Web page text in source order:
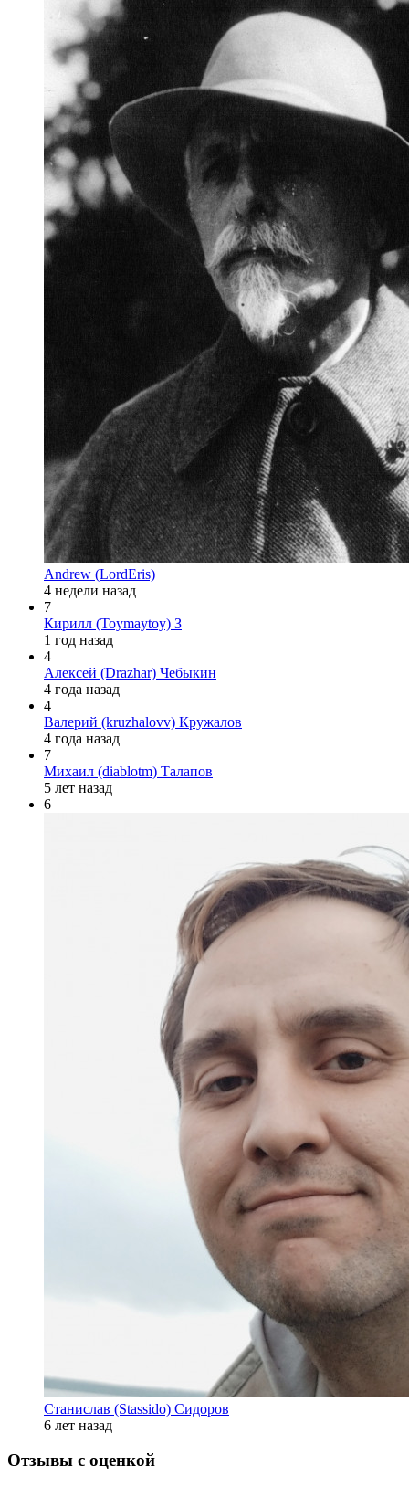
Andrew (LordEris)
4 недели назад
7
Кирилл (Toymaytoy) З
1 год назад
4
Алексей (Drazhar) Чебыкин
4 года назад
4
Валерий (kruzhalovv) Кружалов
4 года назад
7
Михаил (diablotm) Талапов
5 лет назад
6
Станислав (Stassido) Сидоров
6 лет назад
Отзывы с оценкой